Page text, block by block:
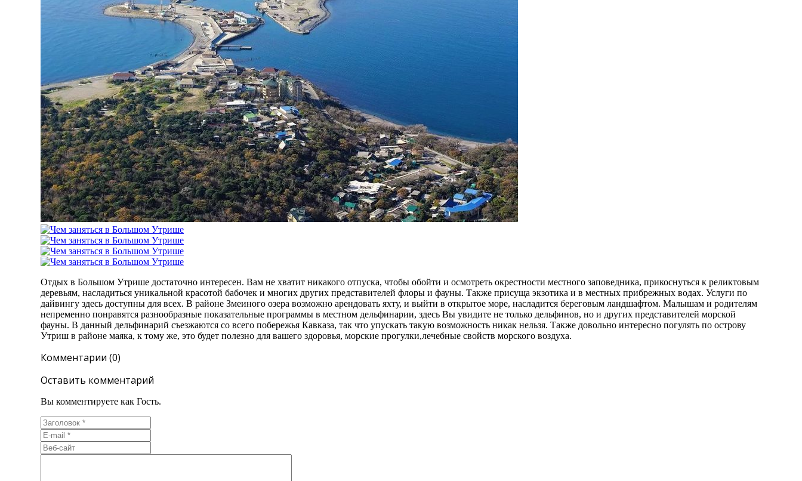
Отдых в Большом Утрише достаточно интересен. Вам не хватит никакого отпуска, чтобы обойти и осмотреть окрестности местного заповедника, прикоснуться к реликтовым
деревьям, насладиться уникальной красотой бабочек и многих других представителей флоры и фауны. Также присуща экзотика и в местных прибрежных водах. Услуги по
дайвингу здесь доступны для всех. В районе Змеиного озера возможно арендовать яхту, и выйти в открытое море, насладится береговым ландшафтом. Малышам и родителям
непременно понравятся разнообразные показательные программы в местном дельфинарии, здесь Вы увидите не только дельфинов, но и других представителей морской
фауны. В данный дельфинарий съезжаются со всего побережья Кавказа, так что упускать такую возможность никак нельзя. Также довольно интересно погулять по острову
Утриш в районе маяка, к тому же, это будет полезно для вашего здоровья, морские прогулки,лечебные свойств морского воздуха.
Комментарии (0)
Оставить комментарий
Вы комментируете как Гость.